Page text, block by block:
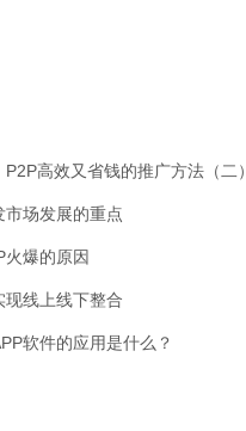
高效又省钱的推广方法（二）
市场发展的重点
火爆的原因
现线上线下整合
软件的应用是什么？